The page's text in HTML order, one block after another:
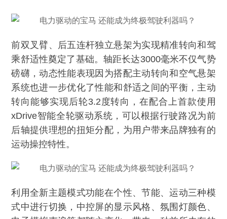
前双叉臂、后五连杆独立悬架为实现精准转向和驾
乘舒适性奠定了基础。轴距长达3000毫米不仅气势
磅礴，动态性能表现因为搭配主动转向和空气悬架
系统也进一步优化了性能和舒适之间的平衡，主动
转向能够实现后轮3.2度转向，在配合上首款使用
xDrive智能全轮驱动系统，可以根据行驶路况为前
后轴提供理想的扭矩分配，为用户带来品牌独有的
运动操控特性。
利用全新主题模式功能在个性、节能、运动三种模
式中进行切换，中控屏的显示风格、氛围灯颜色、